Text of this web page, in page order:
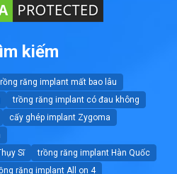
kiếm
răng implant mất bao lâu
trồng răng implant có đau không
cấy ghép implant Zygoma
Sĩ
trồng răng implant Hàn Quốc
răng implant All on 4